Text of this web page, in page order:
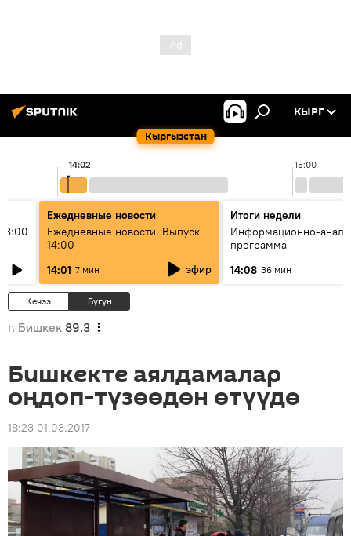
Кыргызстан
КЫРГ
15:00
14:02
Ежедневные новости
Ежедневные новости. Выпуск
14:00
14:01 7 мин эфир
Итоги недели
Информационно-
программа
14:08 36 мин
Кечээ Бүгүн
г. Бишкек 89.3
Бишкекте аялдамалар
оңдоп-түзөөдөн өтүүдө
18:23 01.03.2017